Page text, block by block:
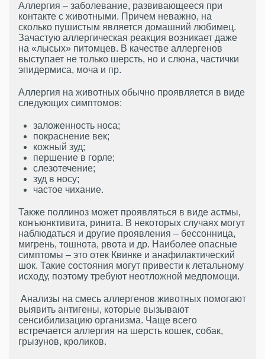
Аллергия – заболевание, развивающееся при
контакте с животными. Причем неважно, на
сколько пушистым является домашний любимец.
Зачастую аллергическая реакция возникает даже
на «лысых» питомцев. В качестве аллергенов
выступает не только шерсть, но и слюна, частички
эпидермиса, моча и пр.
Аллергия на животных обычно проявляется в виде
следующих симптомов:
заложенность носа;
покраснение век;
кожный зуд;
першение в горле;
слезотечение;
зуд в носу;
частое чихание.
Также поллиноз может проявляться в виде астмы,
конъюнктивита, ринита. В некоторых случаях могут
наблюдаться и другие проявления – бессонница,
мигрень, тошнота, рвота и др. Наиболее опасные
симптомы – это отек Квинке и анафилактический
шок. Такие состояния могут привести к летальному
исходу, поэтому требуют неотложной медпомощи.
Анализы на смесь аллергенов животных помогают
выявить антигены, которые вызывают
сенсибилизацию организма. Чаще всего
встречается аллергия на шерсть кошек, собак,
грызунов, кроликов.